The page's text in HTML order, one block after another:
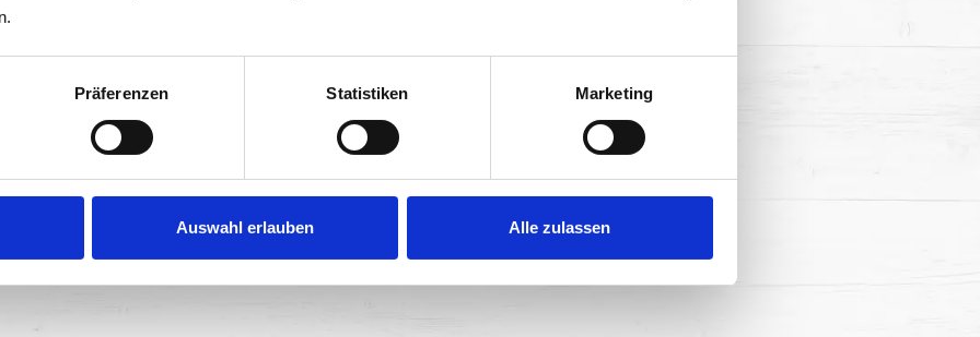
Präferenzen Statistiken Marketing
Auswahl erlauben Alle zulassen